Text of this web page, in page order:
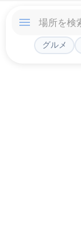
グルメ